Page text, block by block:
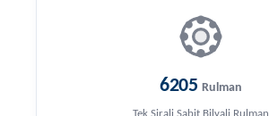
6205 Rulman